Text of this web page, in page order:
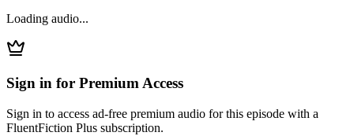
Loading audio...
Sign in for Premium Access
Sign in to access ad-free premium audio for this episode with a
FluentFiction Plus subscription.